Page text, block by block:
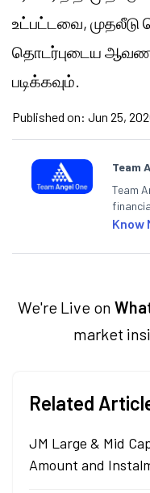
உட்பட்டவை,
தொடர்புடைய
படிக்கவும்.
Published on: Jun 25,
Team
Team
articles
Know
We're Live on
market
Related
JM Large & Mid
Amount and